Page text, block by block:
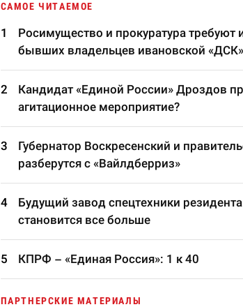
САМОЕ ЧИТАЕМОЕ
Росимущество и прокуратура требуют
бывших владельцев ивановской «ДСК»
Кандидат «Единой России» Дроздов
агитационное мероприятие?
Губернатор Воскресенский и
разберутся с «Вайлдберриз»
Будущий завод спецтехники
становится все больше
КПРФ – «Единая Россия»: 1 к 40
ПАРТНЕРСКИЕ МАТЕРИАЛЫ